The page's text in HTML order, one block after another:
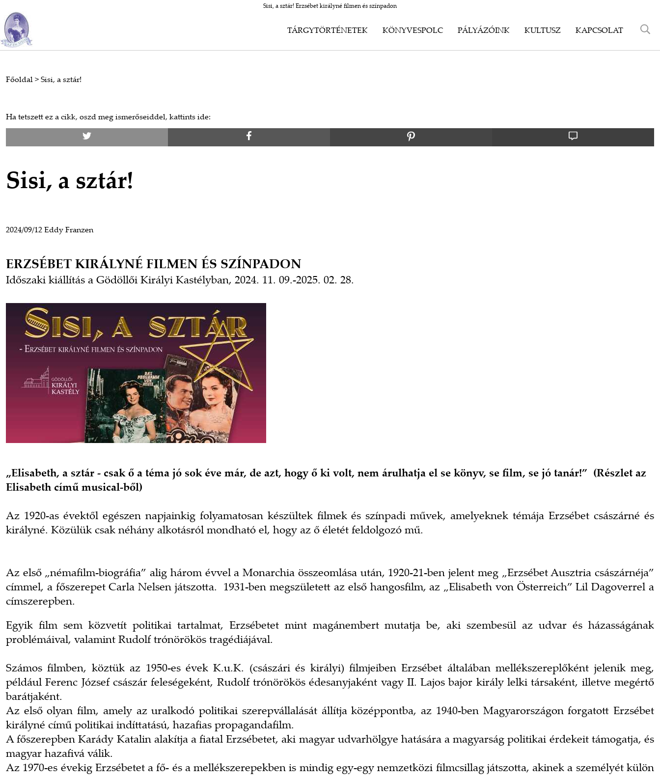
Sisi, a sztár! Erzsébet királyné filmen és színpadon
TÁRGYTÖRTÉNETEK KÖNYVESPOLC PÁLYÁZÓINK KULTUSZ KAPCSOLAT
Főoldal > Sisi, a sztár!
Ha tetszett ez a cikk, oszd meg ismerőseiddel, kattints ide:
Sisi, a sztár!
2024/09/12 Eddy Franzen
ERZSÉBET KIRÁLYNÉ FILMEN ÉS SZÍNPADON
Időszaki kiállítás a Gödöllői Királyi Kastélyban, 2024. 11. 09.-2025. 02. 28.
„Elisabeth, a sztár - csak ő a téma jó sok éve már, de azt, hogy ő ki volt, nem árulhatja el se könyv, se film, se jó tanár!” (Részlet az
Elisabeth című musical-ből)
Az 1920-as évektől egészen napjainkig folyamatosan készültek filmek és színpadi művek, amelyeknek témája Erzsébet császárné és
királyné. Közülük csak néhány alkotásról mondható el, hogy az ő életét feldolgozó mű.
Az első „némafilm-biográfia” alig három évvel a Monarchia összeomlása után, 1920-21-ben jelent meg „Erzsébet Ausztria császárnéja”
címmel, a főszerepet Carla Nelsen játszotta. 1931-ben megszületett az első hangosfilm, az „Elisabeth von Österreich” Lil Dagoverrel a
címszerepben.
Egyik film sem közvetít politikai tartalmat, Erzsébetet mint magánembert mutatja be, aki szembesül az udvar és házasságának
problémáival, valamint Rudolf trónörökös tragédiájával.
Számos filmben, köztük az 1950-es évek K.u.K. (császári és királyi) filmjeiben Erzsébet általában mellékszereplőként jelenik meg,
például Ferenc József császár feleségeként, Rudolf trónörökös édesanyjaként vagy II. Lajos bajor király lelki társaként, illetve megértő
barátjaként.
Az első olyan film, amely az uralkodó politikai szerepvállalását állítja középpontba, az 1940-ben Magyarországon forgatott Erzsébet
királyné című politikai indíttatású, hazafias propagandafilm.
A főszerepben Karády Katalin alakítja a fiatal Erzsébetet, aki magyar udvarhölgye hatására a magyarság politikai érdekeit támogatja, és
magyar hazafivá válik.
Az 1970-es évekig Erzsébetet a fő- és a mellékszerepekben is mindig egy-egy nemzetközi filmcsillag játszotta, akinek a személyét külön